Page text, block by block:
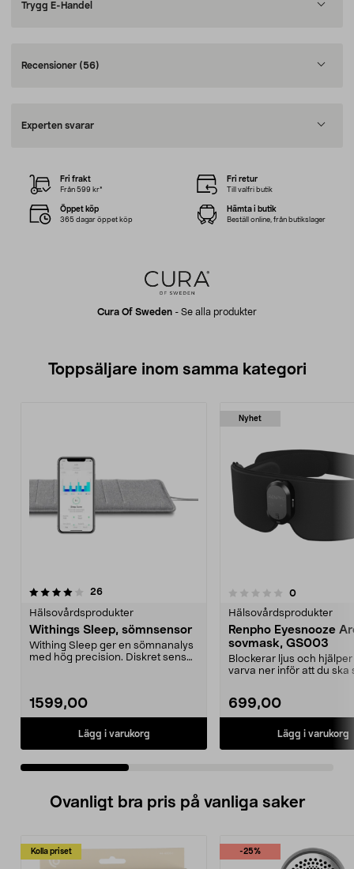
Trygg E-Handel
Recensioner (56)
Experten svarar
Cura Of Sweden - Se alla produkter
Fri frakt
Från 599 kr*
Fri retur
Till valfri butik
Öppet köp
365 dagar öppet köp
Hämta i butik
Beställ online, från butikslager
Toppsäljare inom samma kategori
26recensioner
Hälsovårdsprodukter
Withings Sleep, sömnsensor
Withing Sleep ger en sömnanalys
med hög precision. Diskret sensor
1599,00
Lägg i varukorg
Nyhet
0.0 av 5 stjärnor 0recensioner
Hälsovårdsprodukter
Renpho Eyesnooze
sovmask, GS003
Blockerar ljus och hjälper
varva ner inför att du ska
699,00
Lägg i varukorg
3.5 av 5 stjärnor
Ovanligt bra pris på vanliga saker
Kolla priset -25%